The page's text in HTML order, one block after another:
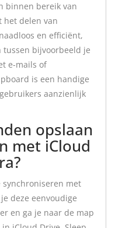
binnen bereik van
het delen van
en efficiënt,
tussen bijvoorbeeld je
e-mails of
is een handige
aanzienlijk
opslaan
met iCloud
synchroniseren met
deze eenvoudige
en ga je naar de map